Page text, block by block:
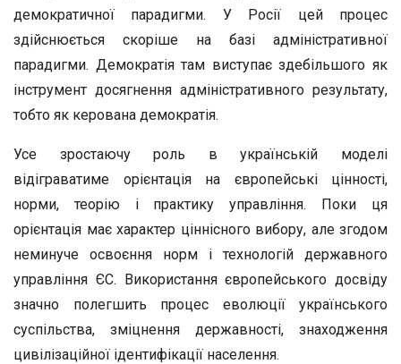
демократичної парадигми. У Росії цей процес
здійснюється скоріше на базі адміністративної
парадигми. Демократія там виступає здебільшого як
інструмент досягнення адміністративного результату,
тобто як керована демократія.
Усе зростаючу роль в українській моделі
відіграватиме орієнтація на європейські цінності,
норми, теорію і практику управління. Поки ця
орієнтація має характер ціннісного вибору, але згодом
неминуче освоєння норм і технологій державного
управління ЄС. Використання європейського досвіду
значно полегшить процес еволюції українського
суспільства, зміцнення державності, знаходження
цивілізаційної ідентифікації населення.